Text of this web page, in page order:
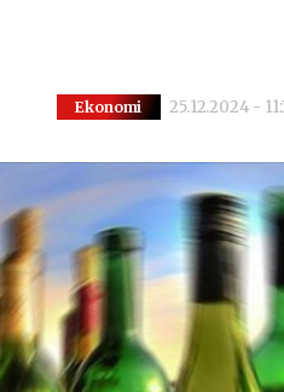
Ekonomi 25.12.2024 -